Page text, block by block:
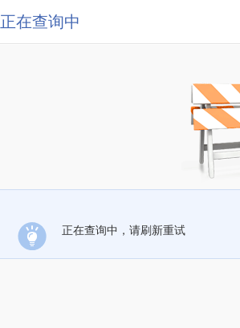
正在查询中
正在查询中，请刷新重试